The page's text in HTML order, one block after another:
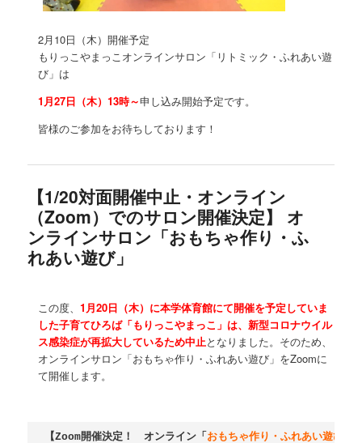
2月10日（木）開催予定
もりっこやまっこオンラインサロン「リトミック・ふれあい遊
び」は
1月27日（木）13時～申し込み開始予定です。
皆様のご参加をお待ちしております！
【1/20対面開催中止・オンライン
（Zoom）でのサロン開催決定】 オ
ンラインサロン「おもちゃ作り・ふ
れあい遊び」
この度、1月20日（木）に本学体育館にて開催を予定していま
した子育てひろば「もりっこやまっこ」は、新型コロナウイル
ス感染症が再拡大しているため中止となりました。そのため、
オンラインサロン「おもちゃ作り・ふれあい遊び」をZoomに
て開催します。
【Zoom開催決定！　オンライン「 おもちゃ作り・ふれあい遊び